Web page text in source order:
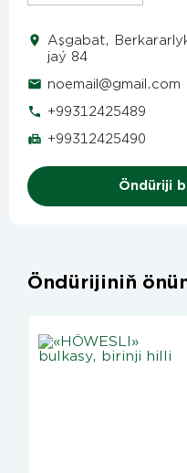
Aşgabat,
jaý 84
noemail@gmail.com
+99312425489
+99312425490
Öndüriji
Öndürijiniň